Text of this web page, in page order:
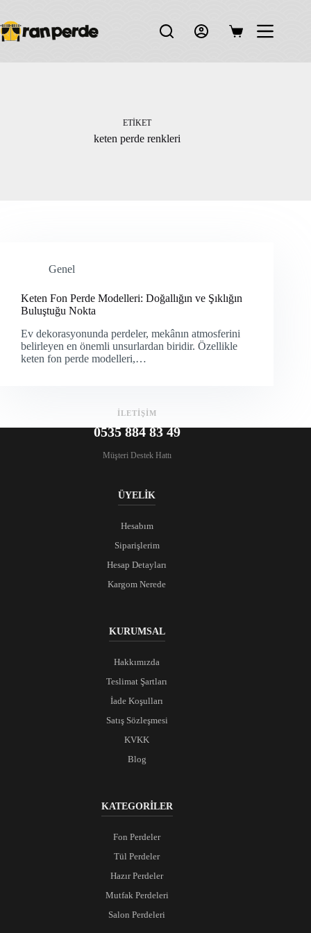
content
Shopping
ETIKET
keten perde renkleri
Genel
Keten Fon Perde Modelleri: Doğallığın ve Şıklığın
Buluştuğu Nokta
Ev dekorasyonunda perdeler, mekânın atmosferini
belirleyen en önemli unsurlardan biridir. Özellikle
keten fon perde modelleri,…
İLETİŞİM
0535 884 83 49
Müşteri Destek Hattı
ÜYELİK
Hesabım
Siparişlerim
Hesap Detayları
Kargom Nerede
KURUMSAL
Hakkımızda
Teslimat Şartları
İade Koşulları
Satış Sözleşmesi
KVKK
Blog
KATEGORİLER
Fon Perdeler
Tül Perdeler
Hazır Perdeler
Mutfak Perdeleri
Salon Perdeleri